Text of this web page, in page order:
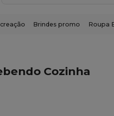
Brindes promo Roupa
Cozinha